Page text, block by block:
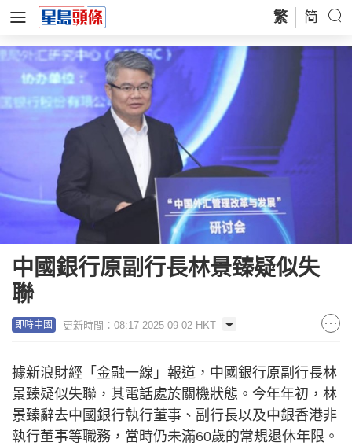
繁 简
中國銀行原副行長林景臻疑似失
聯
即時中國 更新時間：08:17 2025-09-02 HKT
據新浪財經「金融一線」報道，中國銀行原副行長林
景臻疑似失聯，其電話處於關機狀態。今年年初，林
景臻辭去中國銀行執行董事、副行長以及中銀香港非
執行董事等職務，當時仍未滿60歲的常規退休年限。